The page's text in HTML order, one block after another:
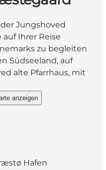
Jungshoved
Ihrer Reise
zu begleiten
Südseeland, auf
alte Pfarrhaus, mit
Jungshoved
anzeigen Jungshoved